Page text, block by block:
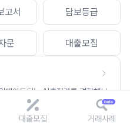
고서 담보등급
문 대출모집
데이트되는 AI추정가를 경험해보
대출모집 거래사례